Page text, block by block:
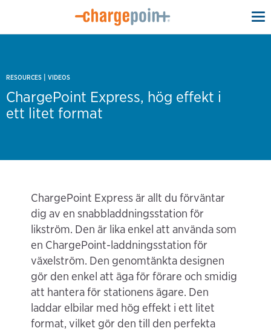
RESOURCES | VIDEOS
ChargePoint Express, hög effekt i
ett litet format
ChargePoint Express är allt du förväntar
dig av en snabbladdningsstation för
likström. Den är lika enkel att använda som
en ChargePoint-laddningsstation för
växelström. Den genomtänkta designen
gör den enkel att äga för förare och smidig
att hantera för stationens ägare. Den
laddar elbilar med hög effekt i ett litet
format, vilket gör den till den perfekta